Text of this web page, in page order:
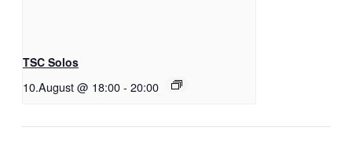
TSC Solos
10.August @ 18:00- 20:00